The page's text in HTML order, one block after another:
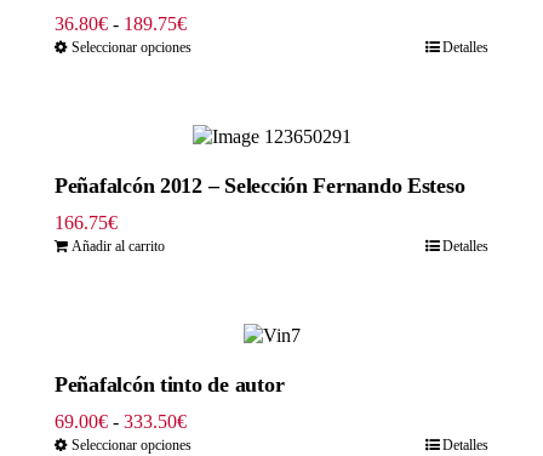
36.80€ - 189.75€Rango
de
hasta
Seleccionar opciones Detalles
Peñafalcón 2012 – Selección Fernando Esteso
166.75€
Añadir al carrito Detalles
Peñafalcón tinto de autor
69.00€ - 333.50€Rango
de
Seleccionar opciones Detalles